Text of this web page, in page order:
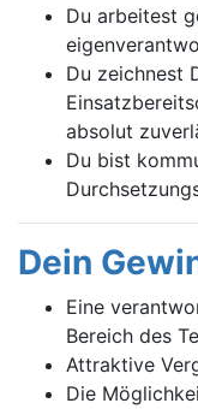
Du arbeitest
Du zeichnest
absolut
Du bist
Dein
Eine
Bereich des
Attraktive
Die